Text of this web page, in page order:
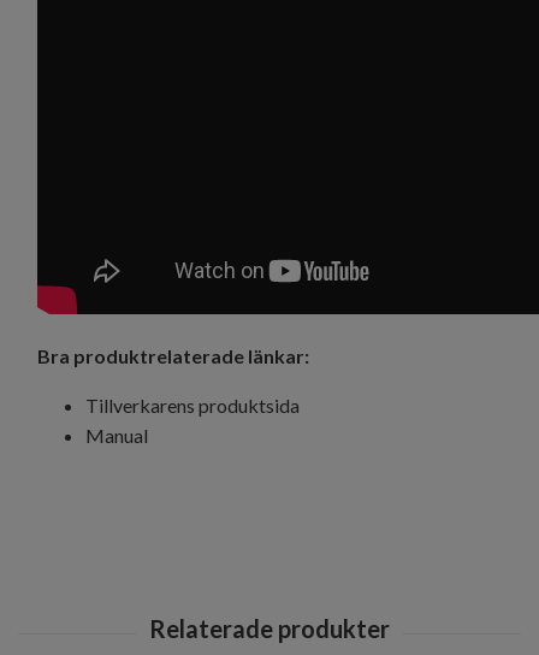
Bra produktrelaterade länkar:
Tillverkarens produktsida
Manual